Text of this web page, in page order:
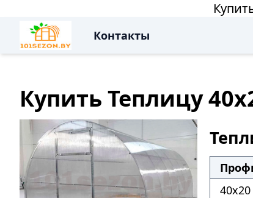
Контакты
Купить Теплицу
40х20